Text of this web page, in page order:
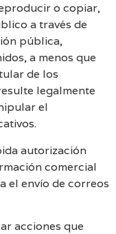
o copiar,
a través de
pública,
a menos que
de los
legalmente
el
autorización
comercial
el envío de correos
acciones que